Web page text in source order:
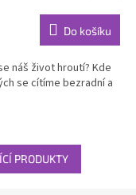
Do košíku
náš život hroutí? Kde
se cítíme bezradní a
PRODUKTY